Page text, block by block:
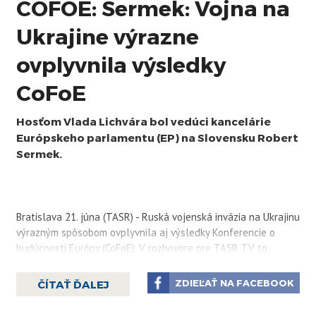
COFOE: Sermek: Vojna na
Ukrajine výrazne
ovplyvnila výsledky
CoFoE
Hosťom Vlada Lichvára bol vedúci kancelárie
Európskeho parlamentu (EP) na Slovensku Robert
Sermek.
Bratislava 21. júna (TASR) - Ruská vojenská invázia na Ukrajinu
výrazným spôsobom ovplyvnila aj výsledky Konferencie o
budúcnosti Európy (CoFoE). V rozhovore pre TASR TV to
Slovensku Robert Sermek, ktorý diskutoval o dosiahnutých
odporúčaniach.
ČÍTAŤ ĎALEJ ZDIEĽAŤ NA FACEBOOK